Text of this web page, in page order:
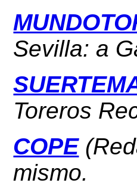
Sevilla: a
Toreros
COPE
mismo.